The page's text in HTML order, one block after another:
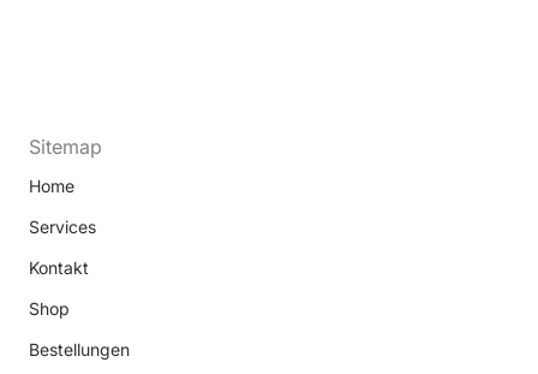
Sitemap
Home
Services
Kontakt
Shop
Bestellungen